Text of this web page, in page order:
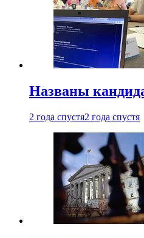
Названы
2 года спустя2 года спустя